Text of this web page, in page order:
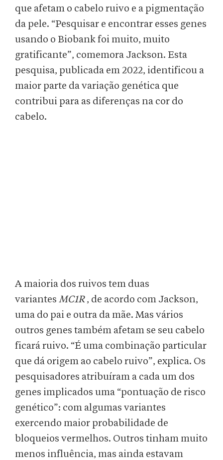
que afetam o cabelo ruivo e a pigmentação
da pele. “Pesquisar e encontrar esses genes
usando o Biobank foi muito, muito
gratificante”, comemora Jackson. Esta
pesquisa, publicada em 2022, identificou a
maior parte da variação genética que
contribui para as diferenças na cor do
cabelo.
A maioria dos ruivos tem duas
variantes MC1R, de acordo com Jackson,
uma do pai e outra da mãe. Mas vários
outros genes também afetam se seu cabelo
ficará ruivo. “É uma combinação particular
que dá origem ao cabelo ruivo”, explica. Os
pesquisadores atribuíram a cada um dos
genes implicados uma “pontuação de risco
genético”: com algumas variantes
exercendo maior probabilidade de
bloqueios vermelhos. Outros tinham muito
menos influência, mas ainda estavam